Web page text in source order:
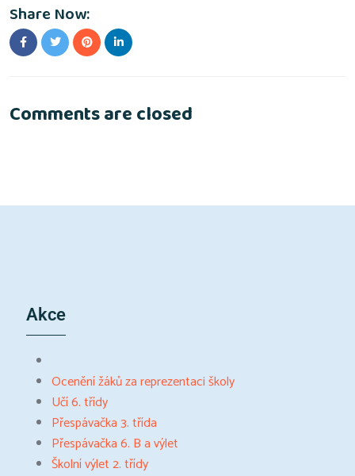
Share Now:
Comments are closed
Akce
Ocenění žáků za reprezentaci školy
Učí 6. třídy
Přespávačka 3. třída
Přespávačka 6. B a výlet
Školní výlet 2. třídy